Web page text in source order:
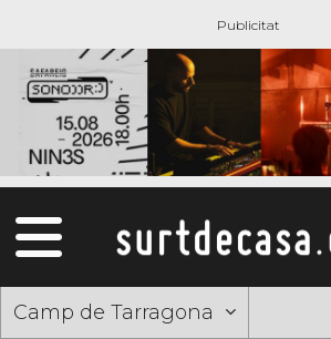
Camp de Tarragona